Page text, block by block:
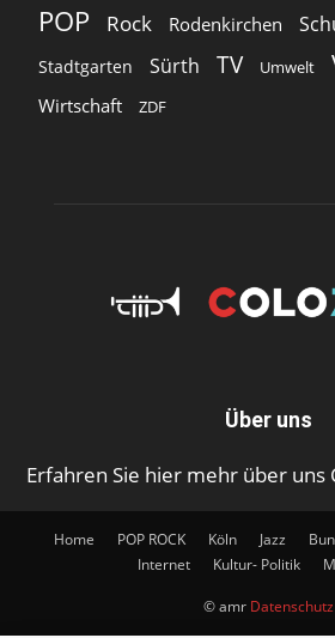
POP Rock Rodenkirchen
Stadtgarten Sürth TV Umwelt
Wirtschaft ZDF
Über uns
Erfahren Sie hier mehr über uns
Home POP ROCK Köln Jazz
Internet
Kultur- Politik
© amr Datenschutz